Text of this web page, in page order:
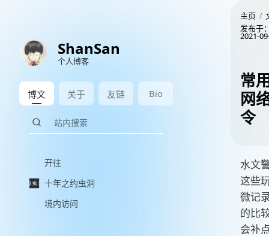
ShanSan
个人博客
博文 关于 友链 Bio
开往
十年之约虫洞
境内访问
主页
发布于
2021-
常
网
令
水文
这些
微记
的比
会补